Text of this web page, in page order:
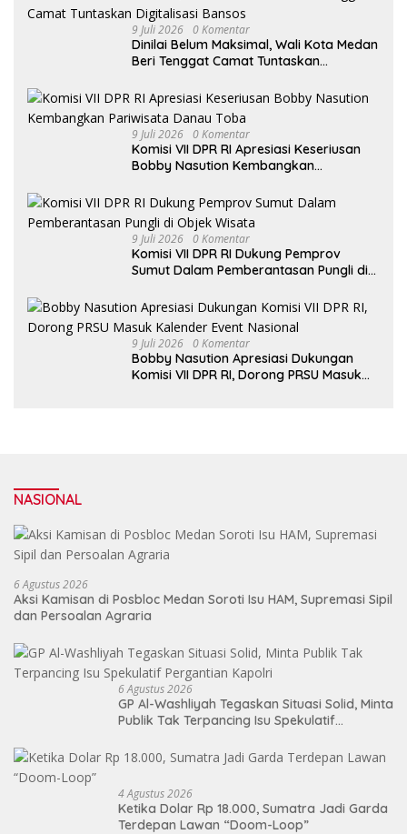
9 Juli 2026 0 Komentar
Dinilai Belum Maksimal, Wali Kota Medan
Beri Tenggat Camat Tuntaskan
9 Juli 2026 0 Komentar
Komisi VII DPR RI Apresiasi Keseriusan
Bobby Nasution Kembangkan
9 Juli 2026 0 Komentar
Komisi VII DPR RI Dukung Pemprov
Sumut Dalam Pemberantasan Pungli di
9 Juli 2026 0 Komentar
Bobby Nasution Apresiasi Dukungan
Komisi VII DPR RI, Dorong PRSU Masuk
NASIONAL
6 Agustus 2026
Aksi Kamisan di Posbloc Medan Soroti Isu HAM, Supremasi Sipil
dan Persoalan Agraria
6 Agustus 2026
GP Al-Washliyah Tegaskan Situasi Solid, Minta
Publik Tak Terpancing Isu Spekulatif
4 Agustus 2026
Ketika Dolar Rp 18.000, Sumatra Jadi Garda
Terdepan Lawan “Doom-Loop”